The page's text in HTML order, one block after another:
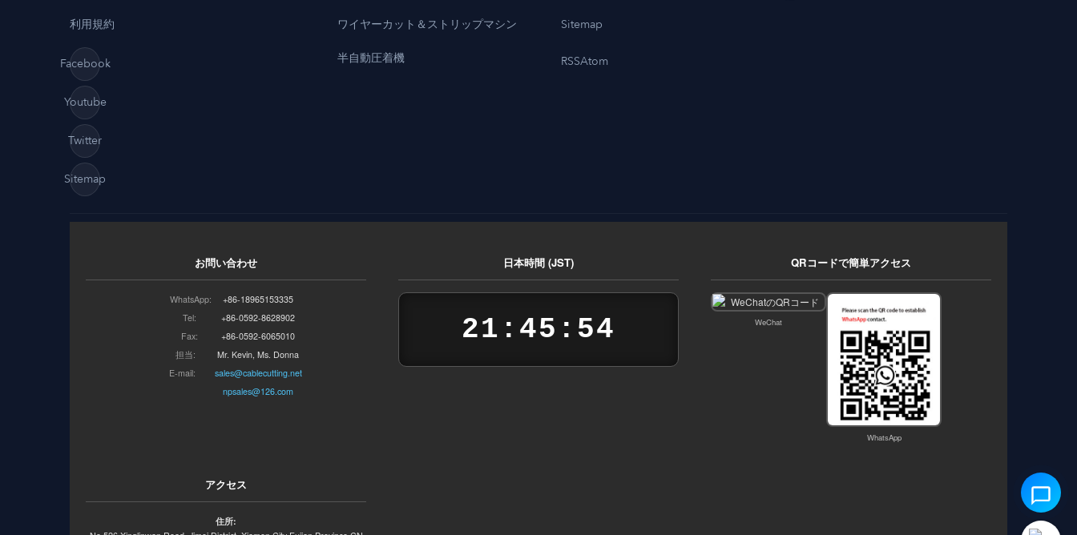
利用規約
Facebook
Youtube
Twitter
Sitemap
ワイヤーカット＆ストリップマシン
半自動圧着機
Sitemap
RSSAtom
お問い合わせ
WhatsApp:
+86-18965153335
Tel:
+86-0592-8628902
Fax:
+86-0592-6065010
担当:
Mr. Kevin, Ms. Donna
E-mail:
sales@cablecutting.net
npsales@126.com
日本時間 (JST)
21:45:55
QRコードで簡単アクセス
WeChat
WhatsApp
アクセス
住所: